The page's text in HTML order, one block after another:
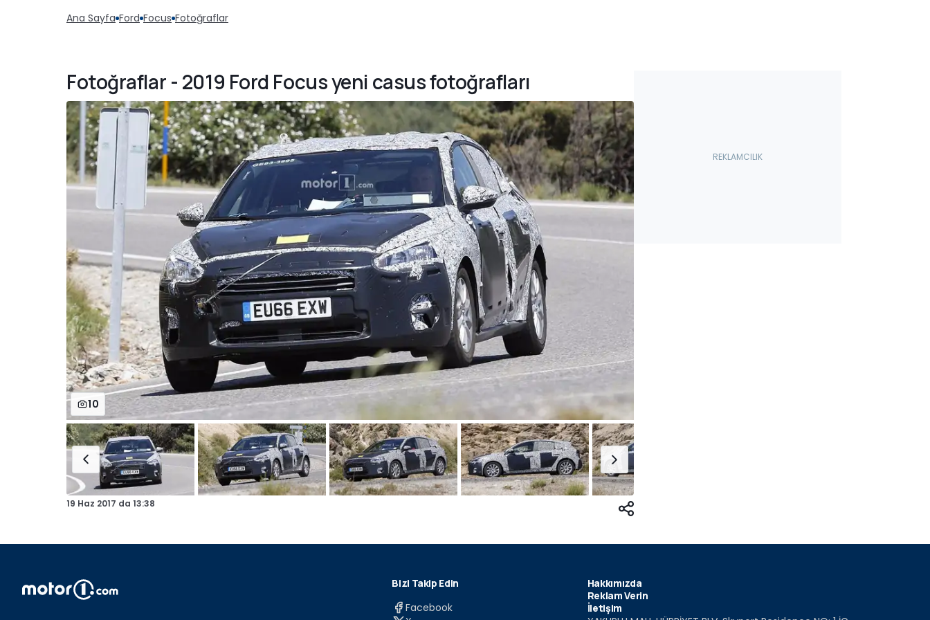
Ana Sayfa Ford Focus Fotoğraflar
Fotoğraflar - 2019 Ford Focus yeni casus fotoğrafları
10
19 Haz 2017 da 13:38
Bizi Takip Edin
Facebook
Hakkımızda
Reklam Verin
İletişim